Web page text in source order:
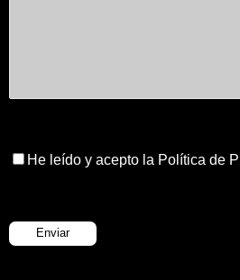
He leído y acepto la Política de